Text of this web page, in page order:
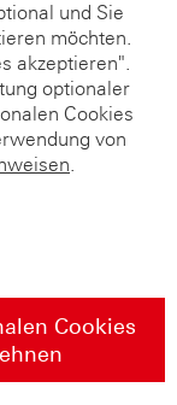
und Sie
möchten.
akzeptieren".
optionaler
Cookies
von
.
Cookies